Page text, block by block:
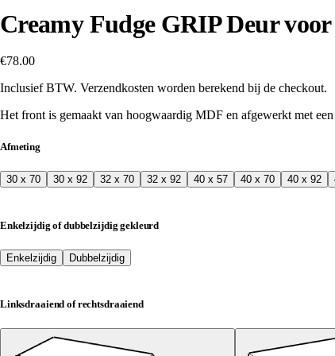
Creamy Fudge GRIP Deur
€78.00
Inclusief BTW. Verzendkosten worden berekend bij de checkout.
Het front is gemaakt van hoogwaardig MDF en afgewerkt met
Afmeting
30 x 70 30 x 92 32 x 70 32 x 92 40 x 57 40 x 70 40 x 92
Enkelzijdig of dubbelzijdig gekleurd
Enkelzijdig Dubbelzijdig
Linksdraaiend of rechtsdraaiend